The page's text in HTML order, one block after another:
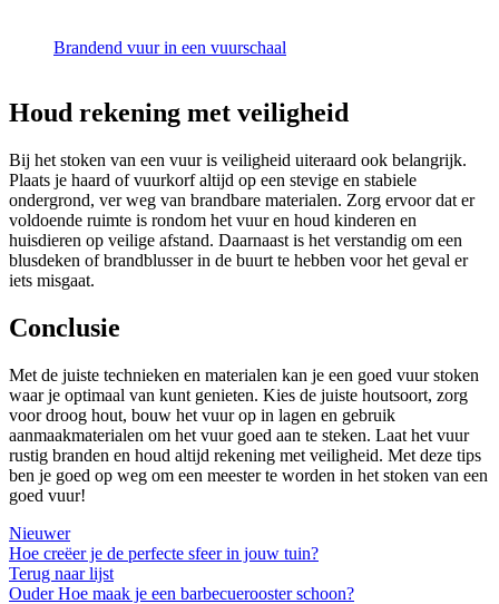
Brandend vuur in een vuurschaal
Houd rekening met veiligheid
Bij het stoken van een vuur is veiligheid uiteraard ook belangrijk.
Plaats je haard of vuurkorf altijd op een stevige en stabiele
ondergrond, ver weg van brandbare materialen. Zorg ervoor dat er
voldoende ruimte is rondom het vuur en houd kinderen en
huisdieren op veilige afstand. Daarnaast is het verstandig om een
blusdeken of brandblusser in de buurt te hebben voor het geval er
iets misgaat.
Conclusie
Met de juiste technieken en materialen kan je een goed vuur stoken
waar je optimaal van kunt genieten. Kies de juiste houtsoort, zorg
voor droog hout, bouw het vuur op in lagen en gebruik
aanmaakmaterialen om het vuur goed aan te steken. Laat het vuur
rustig branden en houd altijd rekening met veiligheid. Met deze tips
ben je goed op weg om een meester te worden in het stoken van een
goed vuur!
Nieuwer
Hoe creëer je de perfecte sfeer in jouw tuin?
Terug naar lijst
Ouder Hoe maak je een barbecuerooster schoon?